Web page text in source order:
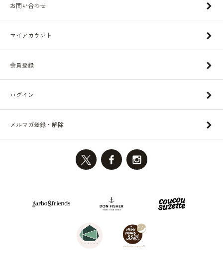
お問い合わせ
マイアカウント
会員登録
ログイン
メルマガ登録・解除